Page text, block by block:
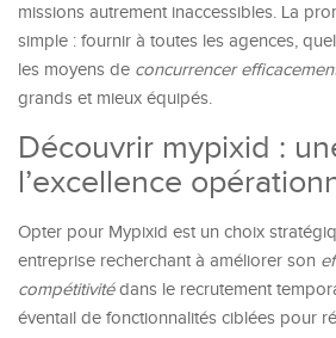
missions autrement inaccessibles. La
simple : fournir à toutes les agences,
les moyens de concurrencer
grands et mieux équipés.
Découvrir mypixid :
l’excellence
Opter pour Mypixid est un choix
entreprise recherchant à améliorer son
compétitivitédans le recrutement
éventail de fonctionnalités ciblées pour